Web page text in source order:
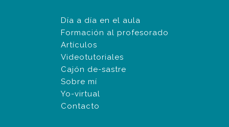
Día a día en el aula
Formación al profesorado
Artículos
Videotutoriales
Cajón de-sastre
Sobre mí
Yo-virtual
Contacto